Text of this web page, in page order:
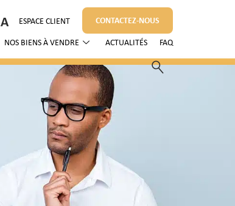
ESPACE CLIENT CONTACTEZ-NOUS
NOS BIENS À VENDRE ACTUALITÉS FAQ
A